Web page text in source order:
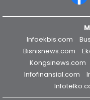
Bisnisnews.com
Kongsinews.com
Infofinansial.com
HOME
KODE ETIK